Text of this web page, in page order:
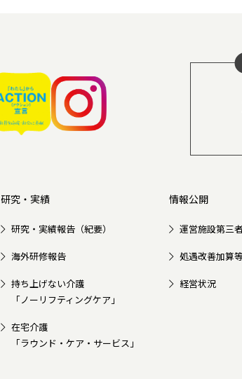
研究・実績
研究・実績報告（紀要）
海外研修報告
持ち上げない介護
「ノーリフティングケア」
在宅介護
「ラウンド・ケア・サービス」
情報公開
運営施設第三
処遇改善加算
経営状況